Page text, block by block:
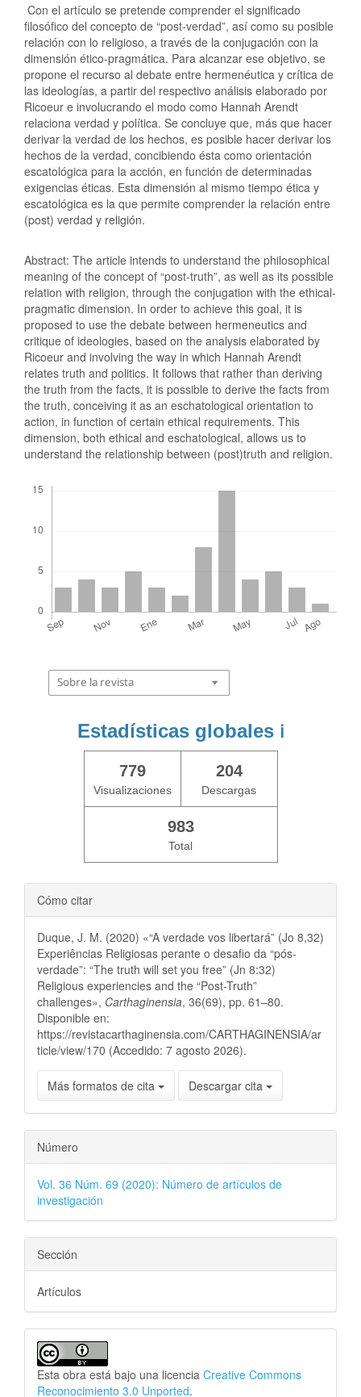
Con el artículo se pretende comprender el significado
filosófico del concepto de “post-verdad”, así como su posible
relación con lo religioso, a través de la conjugación con la
dimensión ético-pragmática. Para alcanzar ese objetivo, se
propone el recurso al debate entre hermenéutica y crítica de
las ideologías, a partir del respectivo análisis elaborado por
Ricoeur e involucrando el modo como Hannah Arendt
relaciona verdad y política. Se concluye que, más que hacer
derivar la verdad de los hechos, es posible hacer derivar los
hechos de la verdad, concibiendo ésta como orientación
escatológica para la acción, en función de determinadas
exigencias éticas. Esta dimensión al mismo tiempo ética y
escatológica es la que permite comprender la relación entre
(post) verdad y religión.
Abstract: The article intends to understand the philosophical
meaning of the concept of “post-truth”, as well as its possible
relation with religion, through the conjugation with the ethical-
pragmatic dimension. In order to achieve this goal, it is
proposed to use the debate between hermeneutics and
critique of ideologies, based on the analysis elaborated by
Ricoeur and involving the way in which Hannah Arendt
relates truth and politics. It follows that rather than deriving
the truth from the facts, it is possible to derive the facts from
the truth, conceiving it as an eschatological orientation to
action, in function of certain ethical requirements. This
dimension, both ethical and eschatological, allows us to
understand the relationship between (post)truth and religion.
Sobre la revista
Estadísticas globales ℹ️
779
Visualizaciones
204
Descargas
983
Total
Cómo citar
Duque, J. M. (2020) «“A verdade vos libertará” (Jo 8,32)
Experiências Religiosas perante o desafio da “pós-
verdade”: “The truth will set you free” (Jn 8:32)
Religious experiencies and the “Post-Truth”
challenges», Carthaginensia, 36(69), pp. 61–80.
Disponible en:
https://revistacarthaginensia.com/CARTHAGINENSIA/ar
ticle/view/170 (Accedido: 7 agosto 2026).
Más formatos de cita Descargar cita
Número
Vol. 36 Núm. 69 (2020): Número de artículos de
investigación
Sección
Artículos
Esta obra está bajo una licencia Creative Commons
Reconocimiento 3.0 Unported.